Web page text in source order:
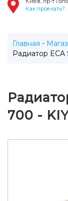
Как проехать?
Главная
Радиатор ECA
700 -